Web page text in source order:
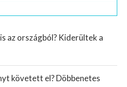
az országból? Kiderültek a
követett el? Döbbenetes